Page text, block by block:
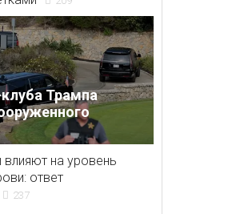
Трампа
на уровень
ответ
237